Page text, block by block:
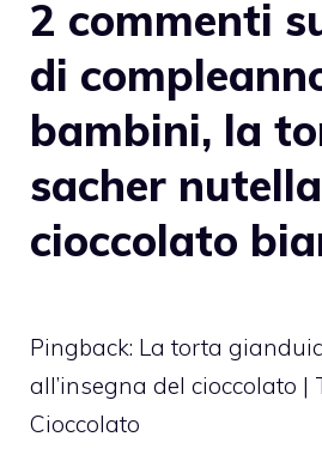
2 commenti
di
bambini, la
sacher
cioccolato
Pingback: La torta
all’insegna del cioccolato |
Cioccolato